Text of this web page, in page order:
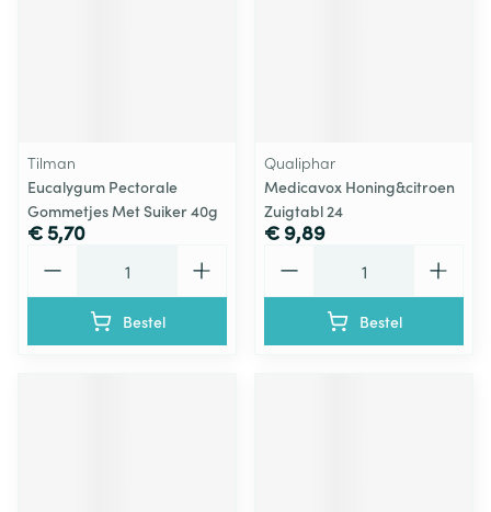
Tilman
Eucalygum Pectorale
Gommetjes Met Suiker 40g
€ 5,70
Bestel
Qualiphar
Medicavox Honing&citroen
Zuigtabl 24
€ 9,89
Bestel